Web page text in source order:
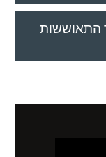
התאוששות